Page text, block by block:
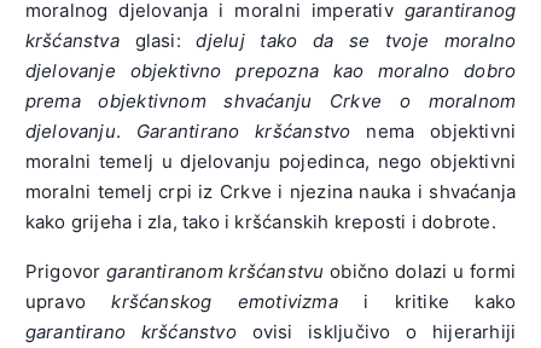
moralnog djelovanja i moralni imperativ garantiranog
kršćanstvaglasi:djeluj tako da se tvoje moralno
djelovanje objektivno prepozna kao moralno dobro
prema objektivnom shvaćanju Crkve o moralnom
djelovanju. Garantirano kršćanstvo nema objektivni
moralni temelj u djelovanju pojedinca, nego objektivni
moralni temelj crpi iz Crkve i njezina nauka i shvaćanja
kako grijeha i zla, tako i kršćanskih kreposti i dobrote.
Prigovorgarantiranom kršćanstvu obično dolazi u formi
upravokršćanskog emotivizmai kritike kako
garantirano kršćanstvoovisi isključivo o hijerarhiji